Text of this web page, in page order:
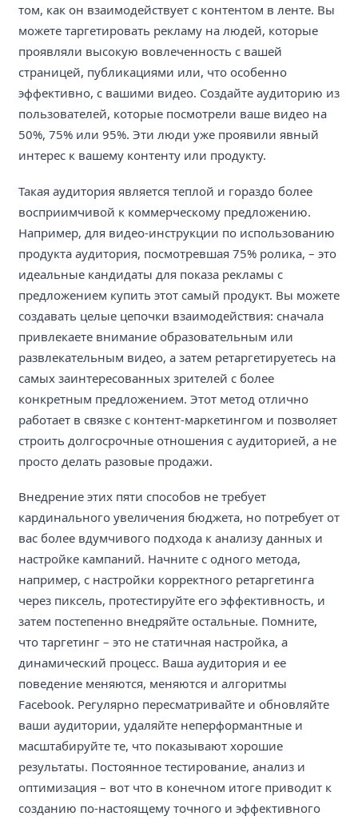
том, как он взаимодействует с контентом в ленте. Вы
можете таргетировать рекламу на людей, которые
проявляли высокую вовлеченность с вашей
страницей, публикациями или, что особенно
эффективно, с вашими видео. Создайте аудиторию из
пользователей, которые посмотрели ваше видео на
50%, 75% или 95%. Эти люди уже проявили явный
интерес к вашему контенту или продукту.
Такая аудитория является теплой и гораздо более
восприимчивой к коммерческому предложению.
Например, для видео-инструкции по использованию
продукта аудитория, посмотревшая 75% ролика, – это
идеальные кандидаты для показа рекламы с
предложением купить этот самый продукт. Вы можете
создавать целые цепочки взаимодействия: сначала
привлекаете внимание образовательным или
развлекательным видео, а затем ретаргетируетесь на
самых заинтересованных зрителей с более
конкретным предложением. Этот метод отлично
работает в связке с контент-маркетингом и позволяет
строить долгосрочные отношения с аудиторией, а не
просто делать разовые продажи.
Внедрение этих пяти способов не требует
кардинального увеличения бюджета, но потребует от
вас более вдумчивого подхода к анализу данных и
настройке кампаний. Начните с одного метода,
например, с настройки корректного ретаргетинга
через пиксель, протестируйте его эффективность, и
затем постепенно внедряйте остальные. Помните,
что таргетинг – это не статичная настройка, а
динамический процесс. Ваша аудитория и ее
поведение меняются, меняются и алгоритмы
Facebook. Регулярно пересматривайте и обновляйте
ваши аудитории, удаляйте неперформантные и
масштабируйте те, что показывают хорошие
результаты. Постоянное тестирование, анализ и
оптимизация – вот что в конечном итоге приводит к
созданию по-настоящему точного и эффективного